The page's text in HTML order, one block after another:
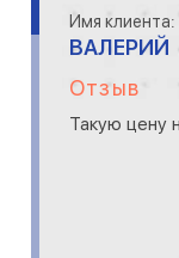
Имя клиента:
ВАЛЕРИЙ
Отзыв
Такую цену